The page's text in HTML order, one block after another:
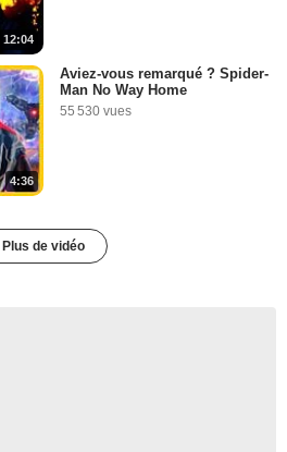
12:04
4:36
Aviez-vous remarqué ? Spider-
Man No Way Home
55 530 vues
Plus de vidéo